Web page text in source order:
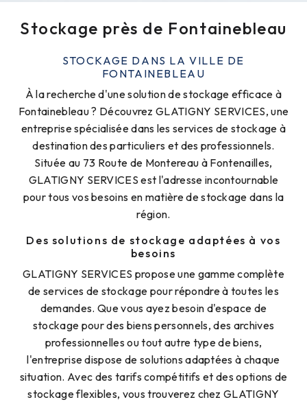
Stockage près de Fontainebleau
STOCKAGE DANS LA VILLE DE
FONTAINEBLEAU
À la recherche d'une solution de stockage efficace à
Fontainebleau ? Découvrez GLATIGNY SERVICES, une
entreprise spécialisée dans les services de stockage à
destination des particuliers et des professionnels.
Située au 73 Route de Montereau à Fontenailles,
GLATIGNY SERVICES est l'adresse incontournable
pour tous vos besoins en matière de stockage dans la
région.
Des solutions de stockage adaptées à vos
besoins
GLATIGNY SERVICES propose une gamme complète
de services de stockage pour répondre à toutes les
demandes. Que vous ayez besoin d'espace de
stockage pour des biens personnels, des archives
professionnelles ou tout autre type de biens,
l'entreprise dispose de solutions adaptées à chaque
situation. Avec des tarifs compétitifs et des options de
stockage flexibles, vous trouverez chez GLATIGNY